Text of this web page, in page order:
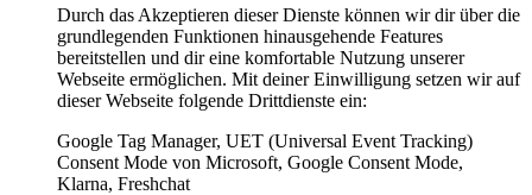
Durch das Akzeptieren dieser Dienste können wir dir über die
grundlegenden Funktionen hinausgehende Features
bereitstellen und dir eine komfortable Nutzung unserer
Webseite ermöglichen. Mit deiner Einwilligung setzen wir auf
dieser Webseite folgende Drittdienste ein:
Google Tag Manager, UET (Universal Event Tracking)
Consent Mode von Microsoft, Google Consent Mode,
Klarna, Freshchat